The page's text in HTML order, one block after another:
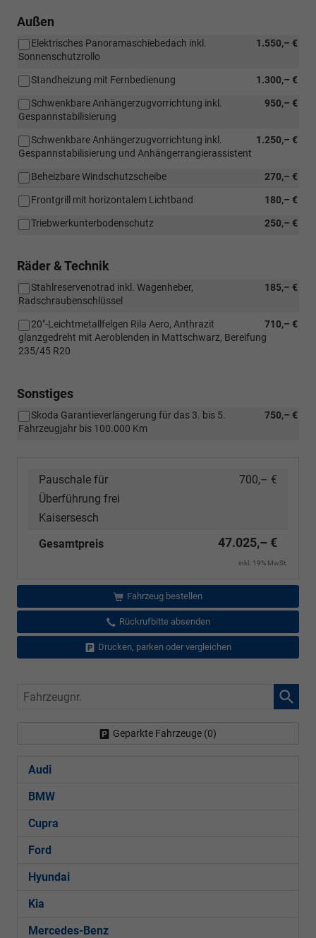
Außen
1.550,– €
Elektrisches Panoramaschiebedach inkl.
Sonnenschutzrollo
1.300,– €
Standheizung mit Fernbedienung
950,– €
Schwenkbare Anhängerzugvorrichtung inkl.
Gespannstabilisierung
1.250,– €
Schwenkbare Anhängerzugvorrichtung inkl.
Gespannstabilisierung und Anhängerrangierassistent
270,– €
Beheizbare Windschutzscheibe
180,– €
Frontgrill mit horizontalem Lichtband
250,– €
Triebwerkunterbodenschutz
Räder & Technik
185,– €
Stahlreservenotrad inkl. Wagenheber,
Radschraubenschlüssel
710,– €
20"-Leichtmetallfelgen Rila Aero, Anthrazit
glanzgedreht mit Aeroblenden in Mattschwarz, Bereifung
235/45 R20
Sonstiges
750,– €
Skoda Garantieverlängerung für das 3. bis 5.
Fahrzeugjahr bis 100.000 Km
Pauschale für
Überführung frei
Kaisersesch
700,– €
Gesamtpreis 47.025,– €
inkl. 19% MwSt.
Fahrzeug bestellen
Rückrufbitte absenden
Drucken, parken oder vergleichen
Fahrzeugnr.
Geparkte Fahrzeuge (0)
Audi
BMW
Cupra
Ford
Hyundai
Kia
Mercedes-Benz